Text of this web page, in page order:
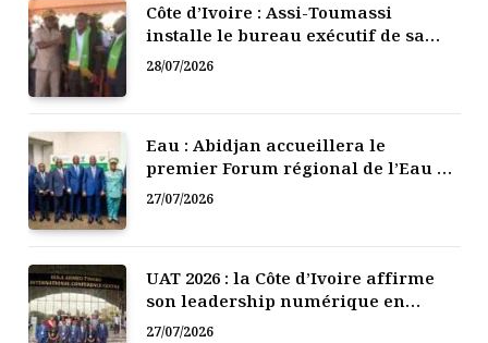
Côte d’Ivoire : Assi-Toumassi
installe le bureau exécutif de sa
mutuelle de développement
28/07/2026
Eau : Abidjan accueillera le
premier Forum régional de l’Eau de
l’Afrique de l’Ouest
27/07/2026
UAT 2026 : la Côte d’Ivoire affirme
son leadership numérique en
Afrique
27/07/2026